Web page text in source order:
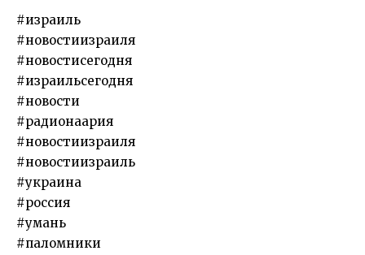
#израиль
#новостиизраиля
#новостисегодня
#израильсегодня
#новости
#радионаария
#новостиизраиля
#новостиизраиль
#украина
#россия
#умань
#паломники